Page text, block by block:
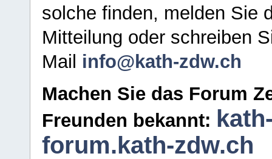
solche finden, melden Sie
Mitteilung oder schreiben
Mail info@kath-zdw.ch
Machen Sie das Forum
Freunden bekannt:
forum.kath-zdw.ch